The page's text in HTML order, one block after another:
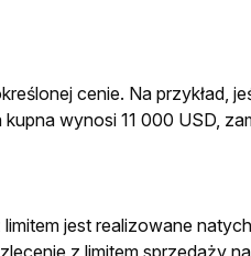
cenie. Na przykład,
wynosi 11 000 USD,
jest realizowane
z limitem sprzedaży